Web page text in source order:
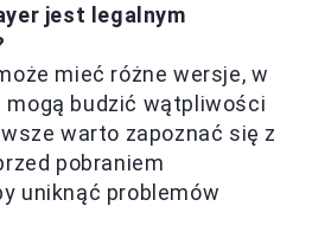
jest legalnym
mieć różne wersje, w
mogą budzić wątpliwości
warto zapoznać się z
pobraniem
uniknąć problemów